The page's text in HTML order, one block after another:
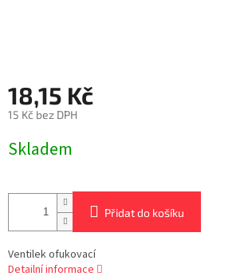
18,15 Kč
15 Kč bez DPH
cena:
Skladem
Přidat do košíku
Ventilek ofukovací
Detailní informace